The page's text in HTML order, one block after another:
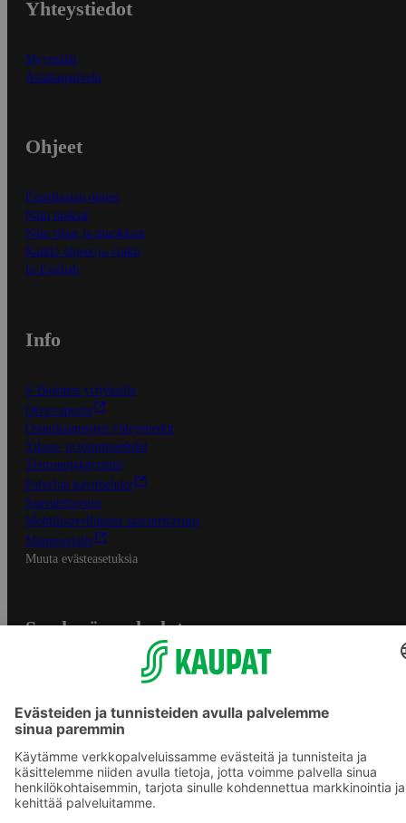
Yhteystiedot
Myymälät
Asiakaspalvelu
Ohjeet
Ensitilaajan ohjeet
Näin maksat
Näin tilaat ja muokkaat
Kaikki ohjeet ja vinkit
In English
Info
S-Business yrityksille
Oiva-raportit
Osuuskauppojen yhteystiedot
Tilaus- ja toimitusehdot
Tietosuojakäytäntö
Palvelun käyttöehdot
Saavutettavuus
Mobiilisovelluksen saavutettavuus
Mainostajalle
Muuta evästeasetuksia
S-ryhmän palvelut
Yhteishyvä Ruoka -sovellus
S-ostoslista -sovellus
Prisma.fi
Sokos.fi
S-Pankki